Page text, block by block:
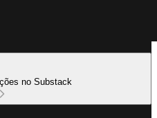
no Substack